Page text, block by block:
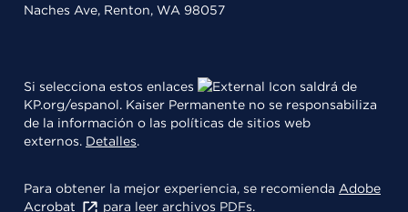
Naches Ave, Renton, WA 98057
Si selecciona estos enlaces
saldrá de
KP.org/espanol. Kaiser Permanente no se responsabiliza
de la información o las políticas de sitios web
externos. Detalles.
Para obtener la mejor experiencia, se recomienda Adobe
Acrobat
para leer archivos PDFs.